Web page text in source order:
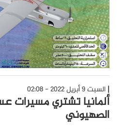
السبت 9 أبريل 2022 - 02:08
ألمانيا تشتري مسيرات
الصهيوني